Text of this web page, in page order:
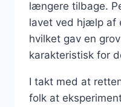
længere tilbage.
lavet ved hjælp af
hvilket gav en
karakteristisk for
I takt med at
folk at